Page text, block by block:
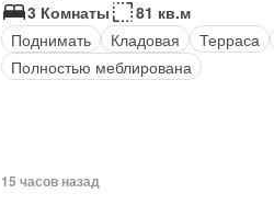
3 Комнаты
81 кв.м
Поднимать
Кладовая Терраса
Полностью меблирована
15 часов назад